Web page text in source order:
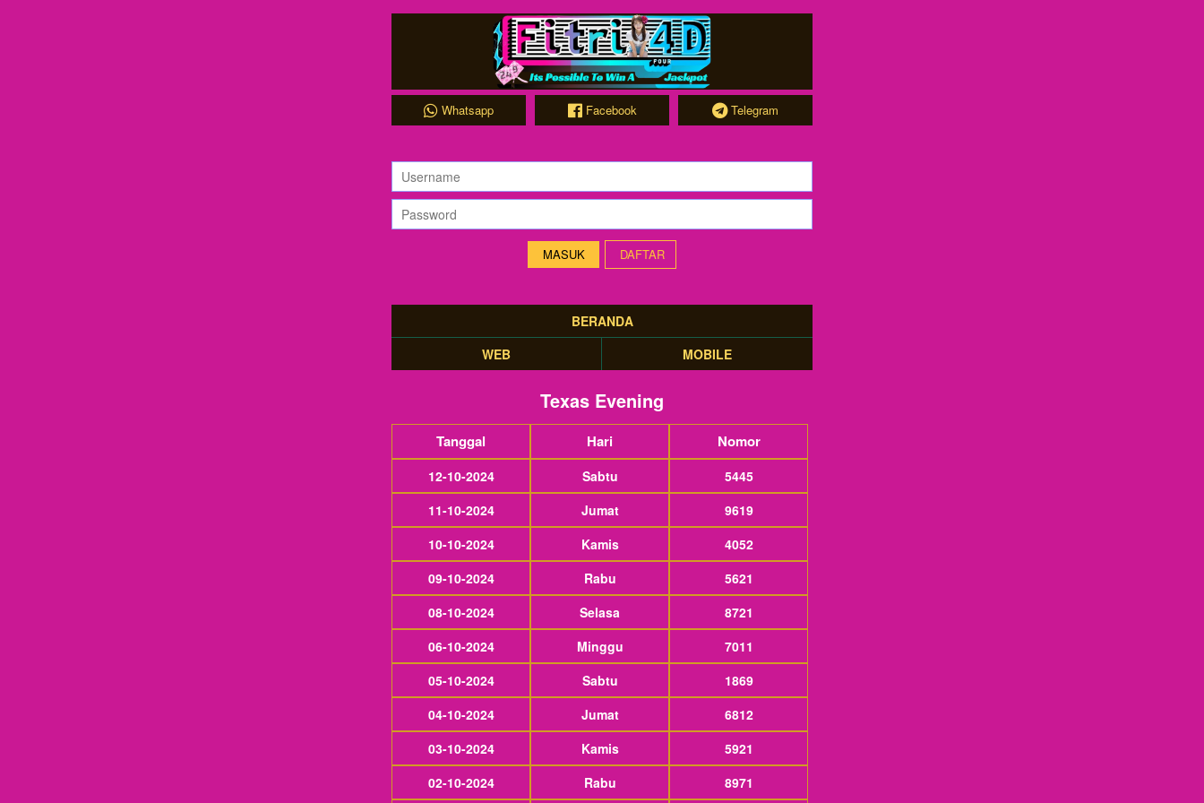
Whatsapp Facebook Telegram
DAFTAR
BERANDA
WEB
MOBILE
Texas Evening
Tanggal Hari Nomor
12-10-2024 Sabtu
5445
11-10-2024
Jumat
9619
10-10-2024
Kamis
4052
09-10-2024
Rabu
5621
08-10-2024
Selasa
8721
06-10-2024
Minggu
7011
05-10-2024
Sabtu
1869
04-10-2024
Jumat
6812
03-10-2024
Kamis
5921
02-10-2024
Rabu 8971